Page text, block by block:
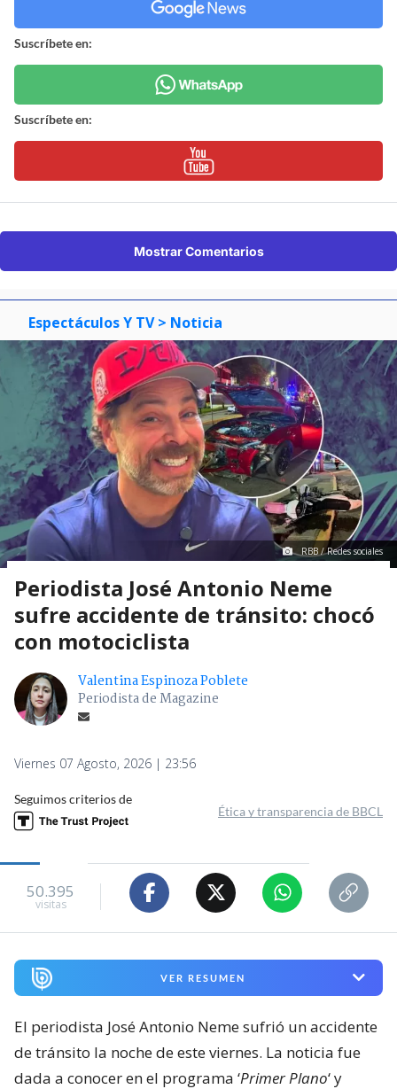
Suscríbete en:
Suscríbete en:
Mostrar Comentarios
Espectáculos Y TV > Noticia
RBB / Redes sociales
Periodista José Antonio Neme
sufre accidente de tránsito: chocó
con motociclista
Valentina Espinoza Poblete
Periodista de Magazine
Viernes 07 Agosto, 2026 | 23:56
Seguimos criterios de
Ética y transparencia de BBCL
50.395
visitas
VER RESUMEN
El periodista José Antonio Neme sufrió un accidente
de tránsito la noche de este viernes. La noticia fue
dada a conocer en el programa ‘Primer Plano‘ y